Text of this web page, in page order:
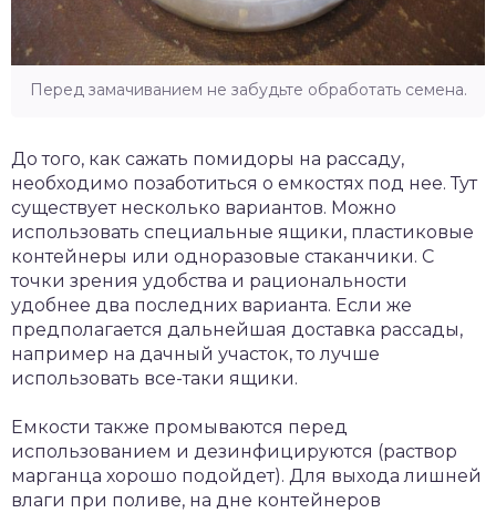
Перед замачиванием не забудьте обработать семена.
До того, как сажать помидоры на рассаду,
необходимо позаботиться о емкостях под нее. Тут
существует несколько вариантов. Можно
использовать специальные ящики, пластиковые
контейнеры или одноразовые стаканчики. С
точки зрения удобства и рациональности
удобнее два последних варианта. Если же
предполагается дальнейшая доставка рассады,
например на дачный участок, то лучше
использовать все-таки ящики.
Емкости также промываются перед
использованием и дезинфицируются (раствор
марганца хорошо подойдет). Для выхода лишней
влаги при поливе, на дне контейнеров